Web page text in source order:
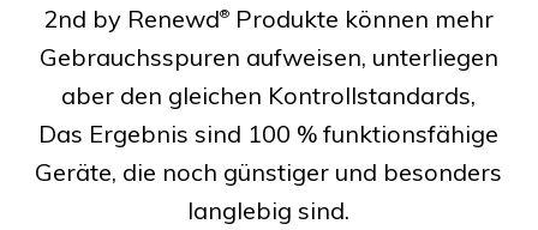
2nd by Renewd® Produkte können mehr
Gebrauchsspuren aufweisen, unterliegen
aber den gleichen Kontrollstandards,
Das Ergebnis sind 100 % funktionsfähige
Geräte, die noch günstiger und besonders
langlebig sind.